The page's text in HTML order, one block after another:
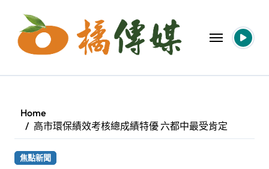
content
Home
高市環保績效考核總成績特優 六都中最受肯定
焦點新聞